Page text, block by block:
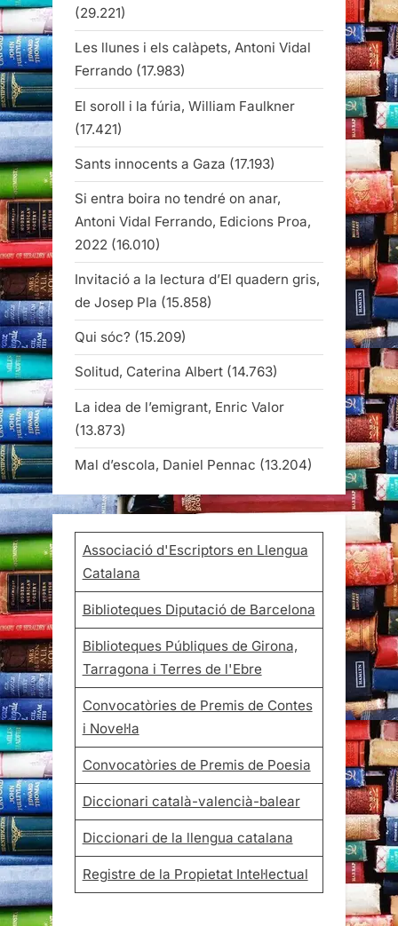
(29.221)
Les llunes i els calàpets, Antoni Vidal
Ferrando (17.983)
El soroll i la fúria, William Faulkner
(17.421)
Sants innocents a Gaza (17.193)
Si entra boira no tendré on anar,
Antoni Vidal Ferrando, Edicions Proa,
2022 (16.010)
Invitació a la lectura d’El quadern gris,
de Josep Pla (15.858)
Qui sóc? (15.209)
Solitud, Caterina Albert (14.763)
La idea de l’emigrant, Enric Valor
(13.873)
Mal d’escola, Daniel Pennac (13.204)
Associació d'Escriptors en Llengua
Catalana
Biblioteques Diputació de Barcelona
Biblioteques Públiques de Girona,
Tarragona i Terres de l'Ebre
Convocatòries de Premis de Contes
i Novel·la
Convocatòries de Premis de Poesia
Diccionari català-valencià-balear
Diccionari de la llengua catalana
Registre de la Propietat Intel·lectual